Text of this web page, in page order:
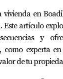
se basa en la
-
el espacio
en
Este artículo
y
como experta
de tu